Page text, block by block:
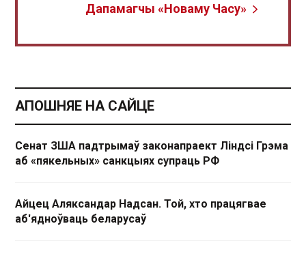
Дапамагчы «Новаму Часу»
АПОШНЯЕ НА САЙЦЕ
Сенат ЗША падтрымаў законапраект Ліндсі Грэма
аб «пякельных» санкцыях супраць РФ
Айцец Аляксандар Надсан. Той, хто працягвае
аб'ядноўваць беларусаў